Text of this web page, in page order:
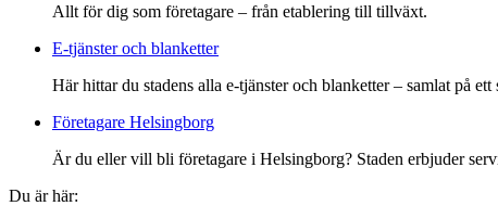
Allt för dig som företagare – från etablering till tillväxt.
E-tjänster och blanketter
Här hittar du stadens alla e-tjänster och blanketter – samlat på ett
Företagare Helsingborg
Är du eller vill bli företagare i Helsingborg? Staden erbjuder
Du är här: